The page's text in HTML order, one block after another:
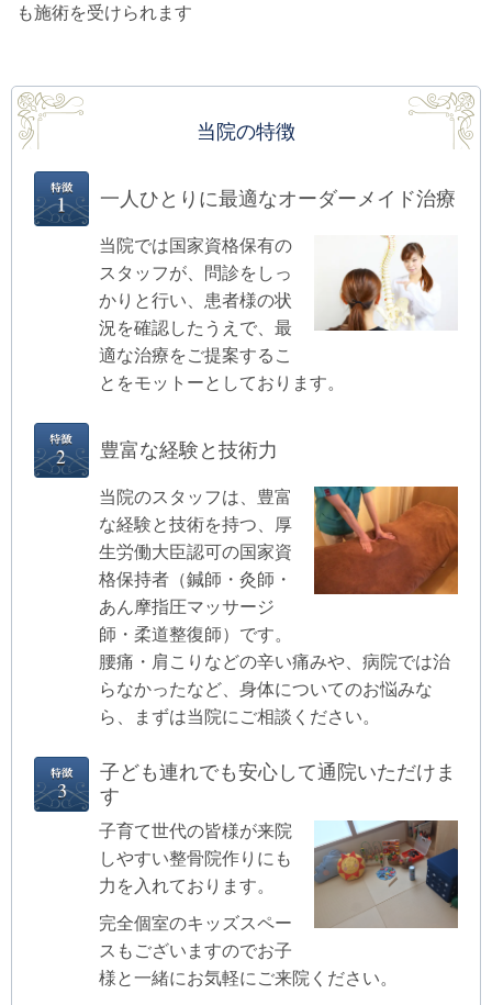
も施術を受けられます
当院の特徴
一人ひとりに最適なオーダーメイド治療
当院では国家資格保有の
スタッフが、問診をしっ
かりと行い、患者様の状
況を確認したうえで、最
適な治療をご提案するこ
とをモットーとしております。
豊富な経験と技術力
当院のスタッフは、豊富
な経験と技術を持つ、厚
生労働大臣認可の国家資
格保持者（鍼師・灸師・
あん摩指圧マッサージ
師・柔道整復師）です。
腰痛・肩こりなどの辛い痛みや、病院では治
らなかったなど、身体についてのお悩みな
ら、まずは当院にご相談ください。
子ども連れでも安心して通院いただけま
す
子育て世代の皆様が来院
しやすい整骨院作りにも
力を入れております。
完全個室のキッズスペー
スもございますのでお子
様と一緒にお気軽にご来院ください。